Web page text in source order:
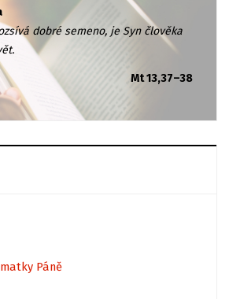
dobré semeno, je Syn člověka
Mt 13,37–38
Páně